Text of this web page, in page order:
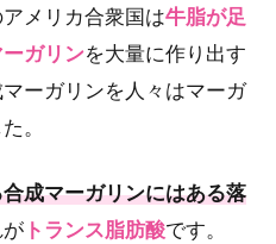
メリカ合衆国は牛脂が足
ガリンを大量に作り出す
ーガリンを人々はマーガ
。
成マーガリンにはある落
トランス脂肪酸です。